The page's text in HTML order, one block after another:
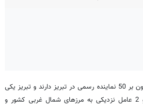
، شرکت های یزدتایر و گلدستون افزون بر 50 نماینده رسمی در تبریز دارند و تبریز یکی
از مهمترین کلانشهر های کشور در صنعت تایر محسوب می شود و 2 عامل نزدیکی به مرزهای شمال غربی کشور و